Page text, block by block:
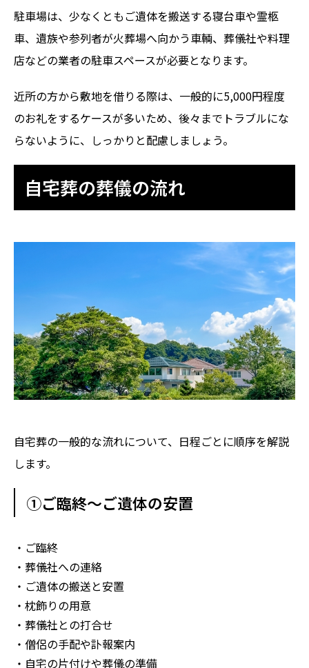
駐車場は、少なくともご遺体を搬送する寝台車や霊柩
車、遺族や参列者が火葬場へ向かう車輌、葬儀社や料理
店などの業者の駐車スペースが必要となります。
近所の方から敷地を借りる際は、一般的に5,000円程度
のお礼をするケースが多いため、後々までトラブルにな
らないように、しっかりと配慮しましょう。
自宅葬の葬儀の流れ
自宅葬の一般的な流れについて、日程ごとに順序を解説
します。
①ご臨終〜ご遺体の安置
・ご臨終
・葬儀社への連絡
・ご遺体の搬送と安置
・枕飾りの用意
・葬儀社との打合せ
・僧侶の手配や訃報案内
・自宅の片付けや葬儀の準備